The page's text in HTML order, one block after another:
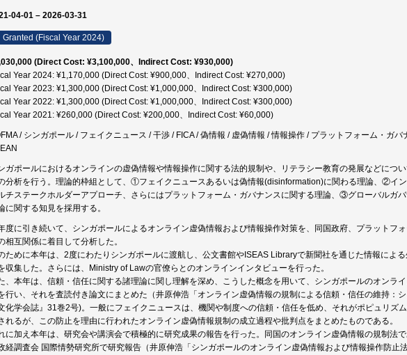
04-01 – 2026-03-31
Granted (Fiscal Year 2024)
(Direct Cost: ¥3,100,000、Indirect Cost: ¥930,000)
Year 2024: ¥1,170,000 (Direct Cost: ¥900,000、Indirect Cost: ¥270,000)
Year 2023: ¥1,300,000 (Direct Cost: ¥1,000,000、Indirect Cost: ¥300,000)
Year 2022: ¥1,300,000 (Direct Cost: ¥1,000,000、Indirect Cost: ¥300,000)
Year 2021: ¥260,000 (Direct Cost: ¥200,000、Indirect Cost: ¥60,000)
/ シンガポール / フェイクニュース / 干渉 / FICA / 偽情報 / 虚偽情報 / 情報操作 / プラットフォーム・ガバ
ガポールにおけるオンラインの虚偽情報や情報操作に関する法的規制や、リテラシー教育の発展などにつ
分析を行う。理論的枠組として、①フェイクニュースあるいは偽情報(disinformation)に関わる理論、②イン
チステークホルダーアプローチ、さらにはプラットフォーム・ガバナンスに関する理論、③グローバルガ
に関する知見を採用する。
度に引き続いて、シンガポールによるオンライン虚偽情報および情報操作対策を、同国政府、プラットフ
相互関係に着目して分析した。
ために本年は、2度にわたりシンガポールに渡航し、公文書館やISEAS Libraryで新聞社を通じた情報によ
収集した。さらには、Ministry of Lawの官僚らとのオンラインインタビューを行った。
、本年は、信頼・信任に関する諸理論に関し理解を深め、こうした概念を用いて、シンガポールのオンラ
行い、それを査読付き論文にまとめた（井原伸浩「オンライン虚偽情報の規制による信頼・信任の維持：
化学会誌』31巻2号)。一般にフェイクニュースは、機関や制度への信頼・信任を低め、それがポピュリズ
れるが、この防止を理由に行われたオンライン虚偽情報規制の成立過程や批判点をまとめたものである。
に加え本年は、研究会や講演会で積極的に研究成果の報告を行った。同国のオンライン虚偽情報の規制法
経調査会 国際情勢研究所で研究報告（井原伸浩「シンガポールのオンライン虚偽情報および情報操作防止